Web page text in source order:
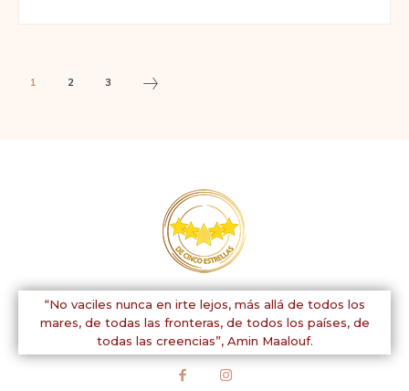
1 2 3
“No vaciles nunca en irte lejos, más allá de todos los
mares, de todas las fronteras, de todos los países, de
todas las creencias”, Amin Maalouf.